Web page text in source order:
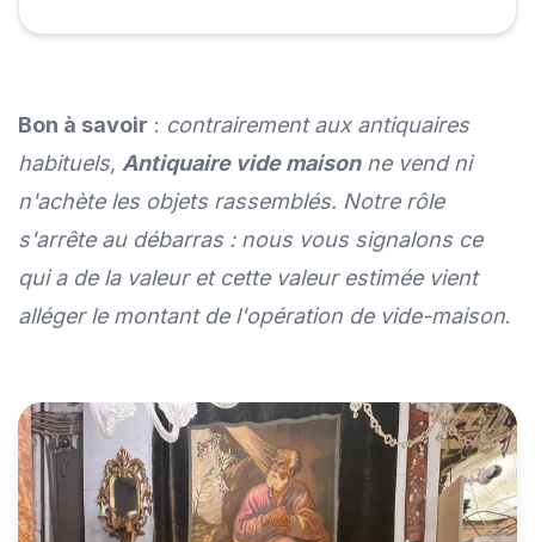
Bon à savoir : contrairement aux antiquaires
habituels, Antiquaire vide maison ne vend ni
n'achète les objets rassemblés. Notre rôle
s'arrête au débarras : nous vous signalons ce
qui a de la valeur et cette valeur estimée vient
alléger le montant de l'opération de vide-maison.